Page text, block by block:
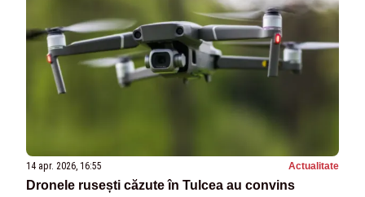
14 apr. 2026, 16:55 Actualitate
Dronele rusești căzute în Tulcea au convins